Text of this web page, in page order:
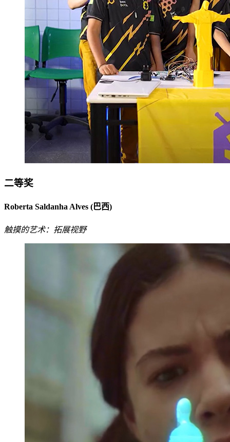
二等奖
Roberta Saldanha Alves (巴西)
触摸的艺术：拓展视野